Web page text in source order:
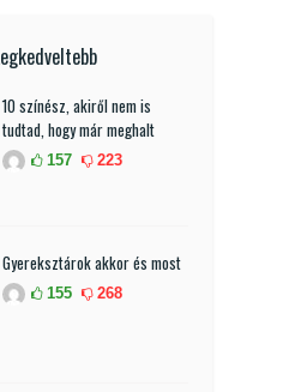
10 színész, akiről nem is
tudtad, hogy már meghalt
157 223
Gyereksztárok akkor és most
155 268